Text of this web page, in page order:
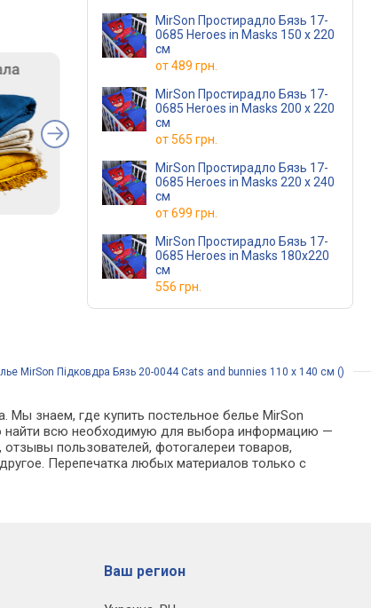
MirSon Простирадло Бязь 17-
0685 Heroes in Masks 150 х 220
см
от489 грн.
MirSon Простирадло Бязь 17-
0685 Heroes in Masks 200 х 220
см
от565 грн.
MirSon Простирадло Бязь 17-
0685 Heroes in Masks 220 х 240
см
от699 грн.
MirSon Простирадло Бязь 17-
0685 Heroes in Masks 180x220
см
556 грн.
MirSon Підковдра Бязь 20-0044 Cats and bunnies 110 x 140 см ()
знаем, где купить постельное белье MirSon
найти всю необходимую для выбора информацию —
пользователей, фотогалереи товаров,
Перепечатка любых материалов только с
Ваш регион